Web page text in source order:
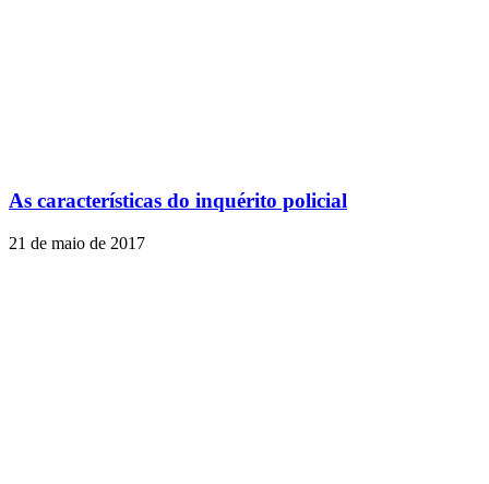
As características do inquérito policial
21 de maio de 2017